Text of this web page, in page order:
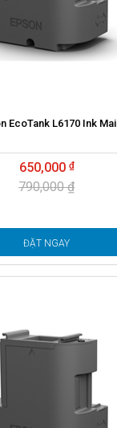
EcoTank L6170 Ink
650,000
790,000 ₫
ĐẶT NGAY